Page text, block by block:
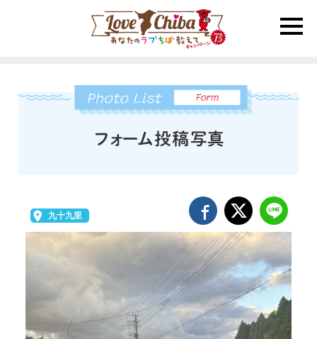
toggle
九十九里